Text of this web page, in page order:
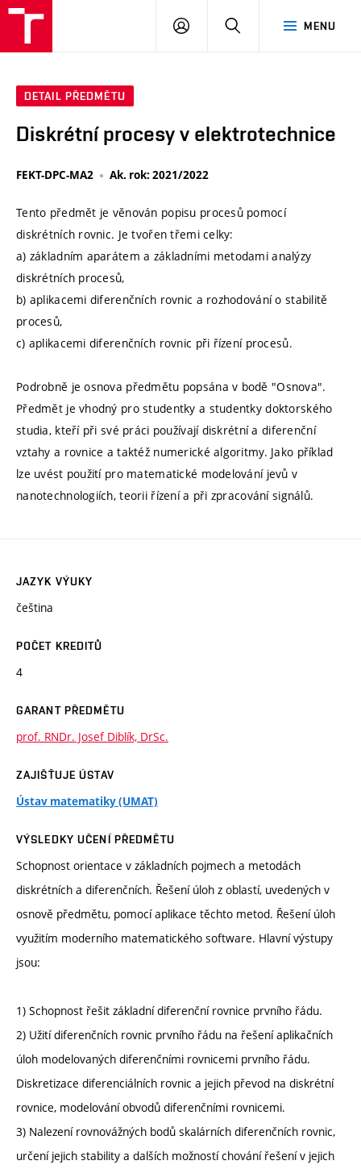
MENU
PŘIHLÁSIT
DETAIL PŘEDMĚTU
Diskrétní procesy v elektrotechnice
FEKT-DPC-MA2 Ak. rok: 2021/2022
Tento předmět je věnován popisu procesů pomocí
diskrétních rovnic. Je tvořen třemi celky:
a) základním aparátem a základními metodami analýzy
diskrétních procesů,
b) aplikacemi diferenčních rovnic a rozhodování o stabilitě
procesů,
c) aplikacemi diferenčních rovnic při řízení procesů.
Podrobně je osnova předmětu popsána v bodě "Osnova".
Předmět je vhodný pro studentky a studentky doktorského
studia, kteří při své práci používají diskrétní a diferenční
vztahy a rovnice a taktéž numerické algoritmy. Jako příklad
lze uvést použití pro matematické modelování jevů v
nanotechnologiích, teorii řízení a při zpracování signálů.
JAZYK VÝUKY
čeština
POČET KREDITŮ
4
GARANT PŘEDMĚTU
prof. RNDr. Josef Diblík, DrSc.
ZAJIŠŤUJE ÚSTAV
Ústav matematiky (UMAT)
VÝSLEDKY UČENÍ PŘEDMĚTU
Schopnost orientace v základních pojmech a metodách
diskrétních a diferenčních. Řešení úloh z oblastí, uvedených v
osnově předmětu, pomocí aplikace těchto metod. Řešení úloh
využitím moderního matematického software. Hlavní výstupy
jsou:
1) Schopnost řešit základní diferenční rovnice prvního řádu.
2) Užití diferenčních rovnic prvního řádu na řešení aplikačních
úloh modelovaných diferenčními rovnicemi prvního řádu.
Diskretizace diferenciálních rovnic a jejich převod na diskrétní
rovnice, modelování obvodů diferenčními rovnicemi.
3) Nalezení rovnovážných bodů skalárních diferenčních rovnic,
určení jejich stability a dalších možností chování řešení v jejich